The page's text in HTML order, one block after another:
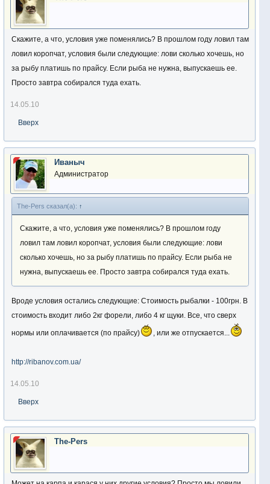
Скажите, а что, условия уже поменялись? В прошлом году ловил там
ловил коропчат, условия были следующие: лови сколько хочешь, но
за рыбу платишь по прайсу. Если рыба не нужна, выпускаешь ее.
Просто завтра собирался туда ехать.
14.05.10
Вверх
Иваныч
Администратор
The-Pers сказал(а): ↑
Скажите, а что, условия уже поменялись? В прошлом году
ловил там ловил коропчат, условия были следующие: лови
сколько хочешь, но за рыбу платишь по прайсу. Если рыба не
нужна, выпускаешь ее. Просто завтра собирался туда ехать.
Вроде условия остались следующие: Стоимость рыбалки - 100грн. В
стоимость входит либо 2кг форели, либо 4 кг щуки. Все, что сверх
нормы или оплачивается (по прайсу) , или же отпускается...
http://ribanov.com.ua/
14.05.10
Вверх
The-Pers